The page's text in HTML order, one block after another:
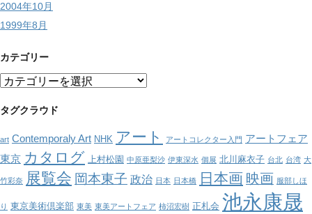
2004年10月
1999年8月
カテゴリー
カ
ゴ
ー
タグクラウド
art Contemporaly Art NHK アート アートコレクター入門 アートフェア
東京 カタログ 上村松園 中原亜梨沙 伊東深水 個展 北川麻衣子 台北 台湾 大
竹彩奈 展覧会 岡本東子 政治 日本 日本橋 日本画 映画 服部しほ
り 東京美術倶楽部 東美 東美アートフェア 柿沼宏樹 正札会 池永康晟